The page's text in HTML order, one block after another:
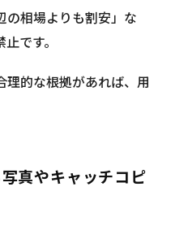
の相場よりも割安」な
です。
理的な根拠があれば、用
真やキャッチコピ